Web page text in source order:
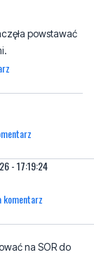
powstawać
- 17:19:24
komentarz
na SOR do